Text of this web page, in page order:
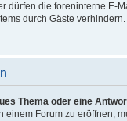
dürfen die foreninterne E-
durch Gäste verhindern.
Thema oder eine
einem Forum zu eröffnen,